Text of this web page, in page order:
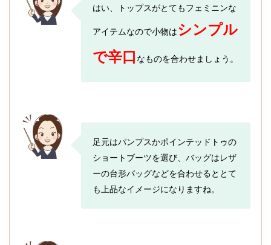
はい、トップスがとてもフェミニンな
アイテムなので小物はシンプル
で辛口 なものを合わせましょう。
足元はパンプスかポインテッドトゥの
ショートブーツを選び、バッグはレザ
ーの台形バッグなどを合わせるととて
も上品なイメージになりますね。